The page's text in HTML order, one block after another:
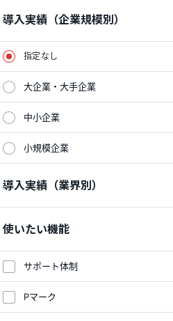
導入実績（企業規模別）
指定なし
大企業・大手企業
中小企業
小規模企業
導入実績（業界別）
使いたい機能
サポート体制
Pマーク